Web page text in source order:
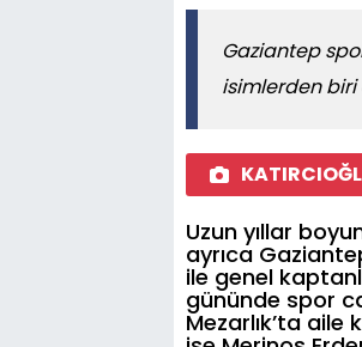
Gaziantep
isimlerden biri
Uzun yıllar
ayrıca
ile genel
gününde spor
Mezarlık’ta